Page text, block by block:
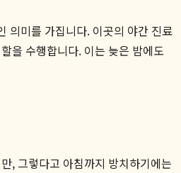
의미를 가집니다. 이곳의 야간 진료
을 수행합니다. 이는 늦은 밤에도
, 그렇다고 아침까지 방치하기에는